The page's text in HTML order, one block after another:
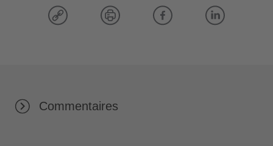
Commentaires